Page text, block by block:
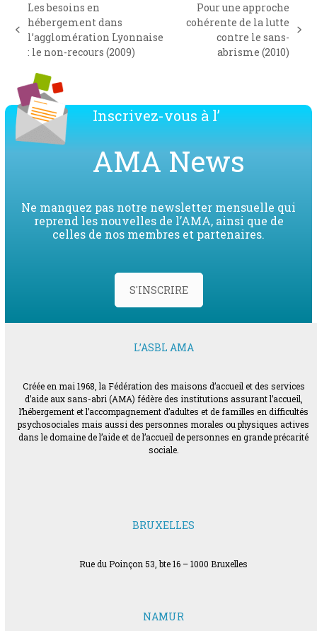
previous
post:
Les besoins en
hébergement dans
l’agglomération Lyonnaise
: le non-recours (2009)
Pour une approche
cohérente de la lutte
contre le sans-
abrisme (2010)
Inscrivez-vous à l’
AMA News
Ne manquez pas notre newsletter mensuelle qui
reprend les nouvelles de l’AMA, ainsi que de
celles de nos membres et partenaires.
S'INSCRIRE
L’ASBL AMA
Créée en mai 1968, la Fédération des maisons d’accueil et des services
d’aide aux sans-abri (AMA) fédère des institutions assurant l’accueil,
l’hébergement et l’accompagnement d’adultes et de familles en difficultés
psychosociales mais aussi des personnes morales ou physiques actives
dans le domaine de l’aide et de l’accueil de personnes en grande précarité
sociale.
BRUXELLES
Rue du Poinçon 53, bte 16 – 1000 Bruxelles
NAMUR